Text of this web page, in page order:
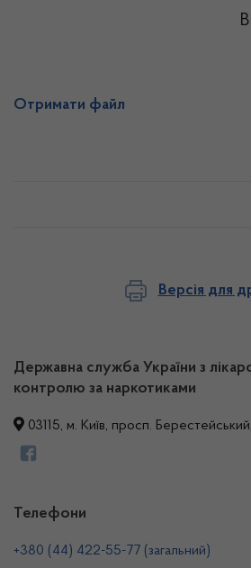
Отримати файл
Версія для
Державна служба України з
контролю за наркотиками
03115, м. Київ, просп.
Телефони
+380 (44) 422-55-77 (загальний)